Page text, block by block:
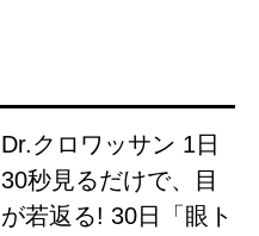
Dr.クロワッサン 1日
30秒見るだけで、目
が若返る! 30日「眼ト